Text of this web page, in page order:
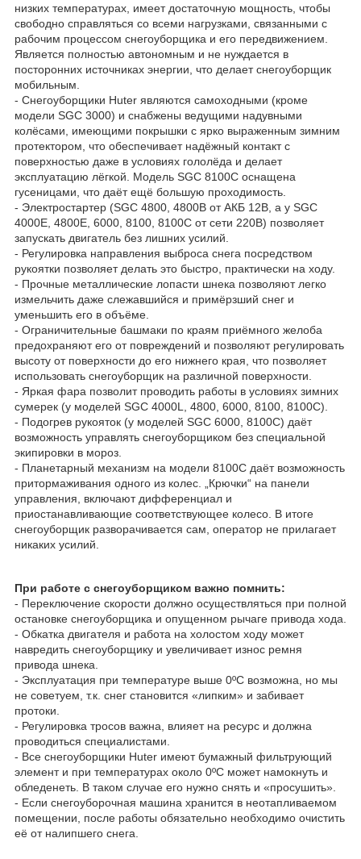
низких температурах, имеет достаточную мощность, чтобы
свободно справляться со всеми нагрузками, связанными с
рабочим процессом снегоуборщика и его передвижением.
Является полностью автономным и не нуждается в
посторонних источниках энергии, что делает снегоуборщик
мобильным.
- Снегоуборщики Huter являются самоходными (кроме
модели SGC 3000) и снабжены ведущими надувными
колёсами, имеющими покрышки с ярко выраженным зимним
протектором, что обеспечивает надёжный контакт с
поверхностью даже в условиях гололёда и делает
эксплуатацию лёгкой. Модель SGC 8100C оснащена
гусеницами, что даёт ещё большую проходимость.
- Электростартер (SGC 4800, 4800В от АКБ 12В, а у SGC
4000E, 4800E, 6000, 8100, 8100C от сети 220В) позволяет
запускать двигатель без лишних усилий.
- Регулировка направления выброса снега посредством
рукоятки позволяет делать это быстро, практически на ходу.
- Прочные металлические лопасти шнека позволяют легко
измельчить даже слежавшийся и примёрзший снег и
уменьшить его в объёме.
- Ограничительные башмаки по краям приёмного желоба
предохраняют его от повреждений и позволяют регулировать
высоту от поверхности до его нижнего края, что позволяет
использовать снегоуборщик на различной поверхности.
- Яркая фара позволит проводить работы в условиях зимних
сумерек (у моделей SGC 4000L, 4800, 6000, 8100, 8100C).
- Подогрев рукояток (у моделей SGC 6000, 8100C) даёт
возможность управлять снегоуборщиком без специальной
экипировки в мороз.
- Планетарный механизм на модели 8100С даёт возможность
притормаживания одного из колес. „Крючки“ на панели
управления, включают дифференциал и
приостанавливающие соответствующее колесо. В итоге
снегоуборщик разворачивается сам, оператор не прилагает
никаких усилий.
При работе с снегоуборщиком важно помнить:
- Переключение скорости должно осуществляться при полной
остановке снегоуборщика и опущенном рычаге привода хода.
- Обкатка двигателя и работа на холостом ходу может
навредить снегоуборщику и увеличивает износ ремня
привода шнека.
- Эксплуатация при температуре выше 0ºС возможна, но мы
не советуем, т.к. снег становится «липким» и забивает
протоки.
- Регулировка тросов важна, влияет на ресурс и должна
проводиться специалистами.
- Все снегоуборщики Huter имеют бумажный фильтрующий
элемент и при температурах около 0ºС может намокнуть и
обледенеть. В таком случае его нужно снять и «просушить».
- Если снегоуборочная машина хранится в неотапливаемом
помещении, после работы обязательно необходимо очистить
её от налипшего снега.